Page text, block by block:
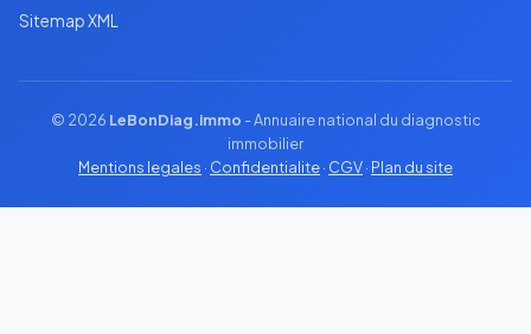
Sitemap XML
© 2026 LeBonDiag.immo - Annuaire national du diagnostic
immobilier
Mentions legales · Confidentialite· CGV· Plan du site